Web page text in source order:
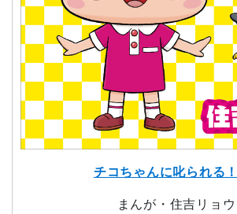
チコちゃんに叱られる
まんが・住吉リョウ